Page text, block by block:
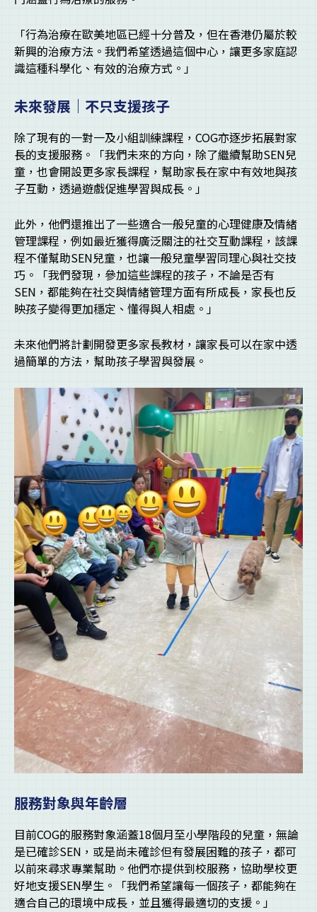
「行為治療在歐美地區已經十分普及，但在香港仍屬於較
新興的治療方法。我們希望透過這個中心，讓更多家庭認
識這種科學化、有效的治療方式。」
未來發展｜不只支援孩子
除了現有的一對一及小組訓練課程，COG亦逐步拓展對家
長的支援服務。「我們未來的方向，除了繼續幫助SEN兒
童，也會開設更多家長課程，幫助家長在家中有效地與孩
子互動，透過遊戲促進學習與成長。」
此外，他們還推出了一些適合一般兒童的心理健康及情緒
管理課程，例如最近獲得廣泛關注的社交互動課程，該課
程不僅幫助SEN兒童，也讓一般兒童學習同理心與社交技
巧。「我們發現，參加這些課程的孩子，不論是否有
SEN，都能夠在社交與情緒管理方面有所成長，家長也反
映孩子變得更加穩定、懂得與人相處。」
未來他們將計劃開發更多家長教材，讓家長可以在家中透
過簡單的方法，幫助孩子學習與發展。
服務對象與年齡層
目前COG的服務對象涵蓋18個月至小學階段的兒童，無論
是已確診SEN，或是尚未確診但有發展困難的孩子，都可
以前來尋求專業幫助。他們亦提供到校服務，協助學校更
好地支援SEN學生。「我們希望讓每一個孩子，都能夠在
適合自己的環境中成長，並且獲得最適切的支援。」